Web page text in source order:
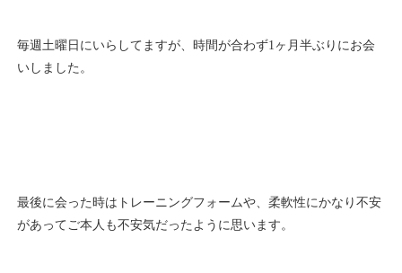
毎週土曜日にいらしてますが、時間が合わず1ヶ月半ぶりにお会
いしました。
最後に会った時はトレーニングフォームや、柔軟性にかなり不安
があってご本人も不安気だったように思います。